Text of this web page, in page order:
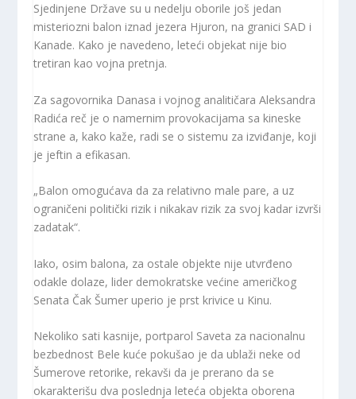
Sjedinjene Države su u nedelju oborile još jedan
misteriozni balon iznad jezera Hjuron, na granici SAD i
Kanade. Kako je navedeno, leteći objekat nije bio
tretiran kao vojna pretnja.
Za sagovornika Danasa i vojnog analitičara Aleksandra
Radića reč je o namernim provokacijama sa kineske
strane a, kako kaže, radi se o sistemu za izviđanje, koji
je jeftin a efikasan.
„Balon omogućava da za relativno male pare, a uz
ograničeni politički rizik i nikakav rizik za svoj kadar izvrši
zadatak“.
Iako, osim balona, za ostale objekte nije utvrđeno
odakle dolaze, lider demokratske većine američkog
Senata Čak Šumer uperio je prst krivice u Kinu.
Nekoliko sati kasnije, portparol Saveta za nacionalnu
bezbednost Bele kuće pokušao je da ublaži neke od
Šumerove retorike, rekavši da je prerano da se
okarakterišu dva poslednja leteća objekta oborena